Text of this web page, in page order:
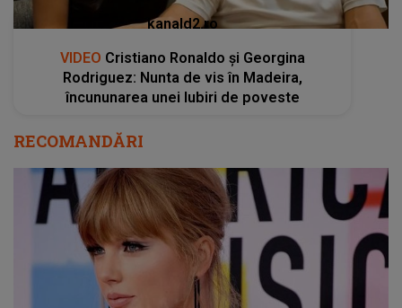
kanald2.ro
VIDEO Cristiano Ronaldo și Georgina
Rodriguez: Nunta de vis în Madeira,
încununarea unei Iubiri de poveste
RECOMANDĂRI